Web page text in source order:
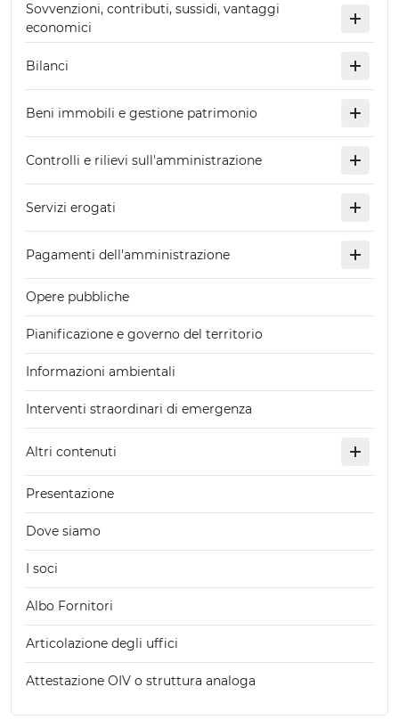
Sovvenzioni, contributi, sussidi, vantaggi
economici
Bilanci
Beni immobili e gestione patrimonio
Controlli e rilievi sull'amministrazione
Servizi erogati
Pagamenti dell'amministrazione
Opere pubbliche
Pianificazione e governo del territorio
Informazioni ambientali
Interventi straordinari di emergenza
Altri contenuti
Presentazione
Dove siamo
I soci
Albo Fornitori
Articolazione degli uffici
Attestazione OIV o struttura analoga